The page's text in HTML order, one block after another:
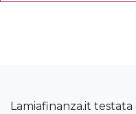
Lamiafinanza.it